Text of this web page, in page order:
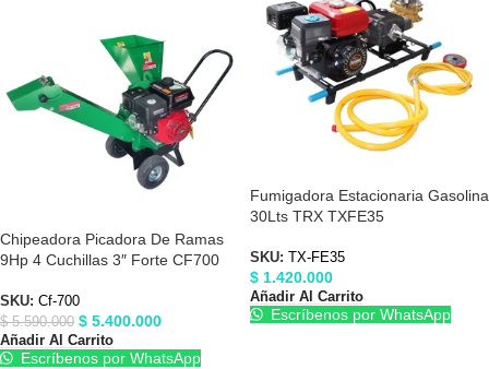
Chipeadora Picadora De Ramas
9Hp 4 Cuchillas 3″ Forte CF700
SKU: Cf-700
$5.590.000 $ 5.400.000
Añadir Al Carrito
Escríbenos por WhatsApp
Fumigadora Estacionaria Gasolina
30Lts TRX TXFE35
SKU: TX-FE35
$ 1.420.000
Añadir Al Carrito
Escríbenos por WhatsApp